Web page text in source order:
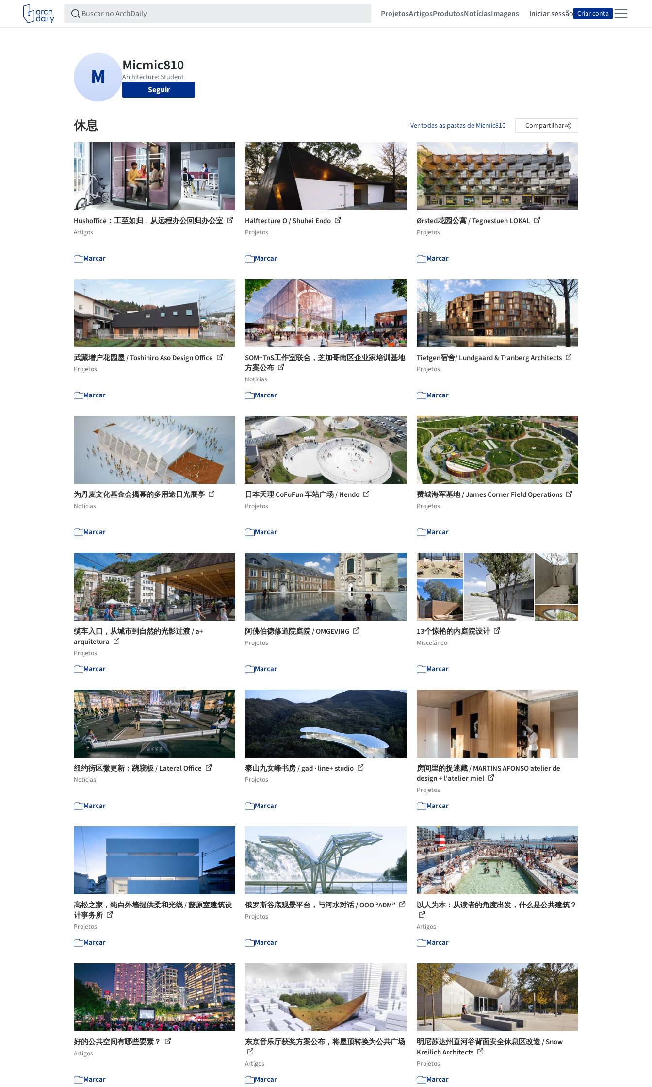
ProjetosArtigosProdutosNotíciasImagens Iniciar sessão Criar conta
Seguir
休息 Ver todas as pastas de Micmic810 Compartilhar
Hushoffice：工至如归，从远程办公回归办公室
Artigos
Marcar
Halftecture O / Shuhei Endo
Projetos
Marcar
Ørsted花园公寓 / Tegnestuen LOKAL
Projetos
Marcar
武藏增户花园屋 / Toshihiro Aso Design Office
Projetos
Marcar
SOM+TnS工作室联合，芝加哥南区企业家培训基地
方案公布
Notícias
Marcar
Tietgen宿舍/ Lundgaard & Tranberg Architects
Projetos
Marcar
为丹麦文化基金会揭幕的多用途日光展亭
Notícias
Marcar
日本天理 CoFuFun 车站广场 / Nendo
Projetos
Marcar
费城海军基地 / James Corner Field Operations
Projetos
Marcar
缆车入口，从城市到自然的光影过渡 / a+
arquitetura
Projetos
Marcar
阿佛伯德修道院庭院 / OMGEVING
Projetos
Marcar
13个惊艳的内庭院设计
Misceláneo
Marcar
纽约街区微更新：跷跷板 / Lateral Office
Notícias
Marcar
泰山九女峰书房 / gad · line+ studio
Projetos
Marcar
房间里的捉迷藏 / MARTINS AFONSO atelier de
design + l'atelier miel
Projetos
Marcar
高松之家，纯白外墙提供柔和光线 / 藤原室建筑设
计事务所
Projetos
Marcar
俄罗斯谷底观景平台，与河水对话 / OOO “ADM”
Projetos
Marcar
以人为本：从读者的角度出发，什么是公共建筑？
Artigos
Marcar
好的公共空间有哪些要素？
Artigos
Marcar
东京音乐厅获奖方案公布，将屋顶转换为公共广场
Artigos
Marcar
明尼苏达州直河谷背面安全休息区改造 / Snow
Kreilich Architects
Projetos
Marcar